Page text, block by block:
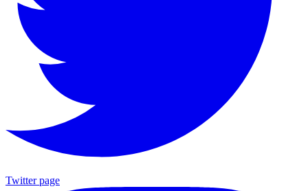
Twitter page